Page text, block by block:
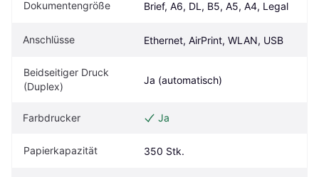
Dokumentengröße Brief, A6, DL, B5, A5, A4, Legal
Anschlüsse Ethernet, AirPrint, WLAN, USB
Beidseitiger Druck
(Duplex)
Ja (automatisch)
Farbdrucker Ja
Papierkapazität 350 Stk.